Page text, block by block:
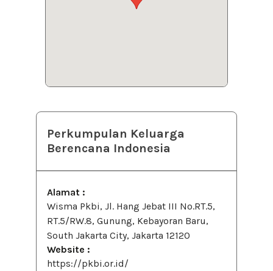
Perkumpulan Keluarga
Berencana Indonesia
Alamat :
Wisma Pkbi, Jl. Hang Jebat III No.RT.5,
RT.5/RW.8, Gunung, Kebayoran Baru,
South Jakarta City, Jakarta 12120
Website :
https://pkbi.or.id/